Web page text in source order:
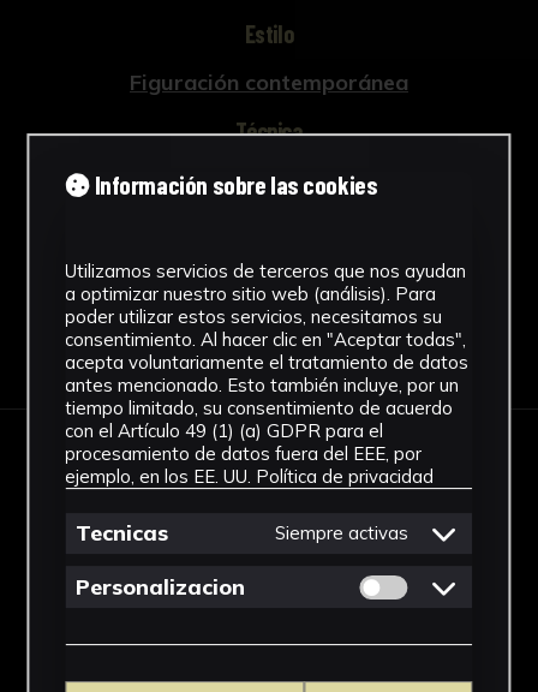
Estilo
Figuración contemporánea
Técnica
Óleo
Descargar Ficha
IMÁGENES
Información sobre las cookies
Utilizamos servicios de terceros que nos ayudan
a optimizar nuestro sitio web (análisis). Para
poder utilizar estos servicios, necesitamos su
consentimiento. Al hacer clic en "Aceptar todas",
acepta voluntariamente el tratamiento de datos
antes mencionado. Esto también incluye, por un
tiempo limitado, su consentimiento de acuerdo
con el Artículo 49 (1) (a) GDPR para el
procesamiento de datos fuera del EEE, por
ejemplo, en los EE. UU. Política de privacidad
Tecnicas Siempre activas
Personalizacion Permitir cookies